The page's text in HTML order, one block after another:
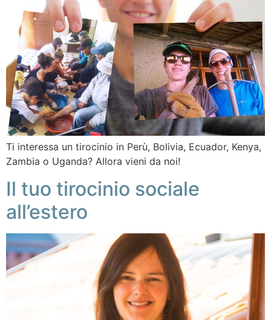
Ti interessa un tirocinio in Perù, Bolivia, Ecuador, Kenya,
Zambia o Uganda? Allora vieni da noi!
Il tuo tirocinio sociale
all’estero